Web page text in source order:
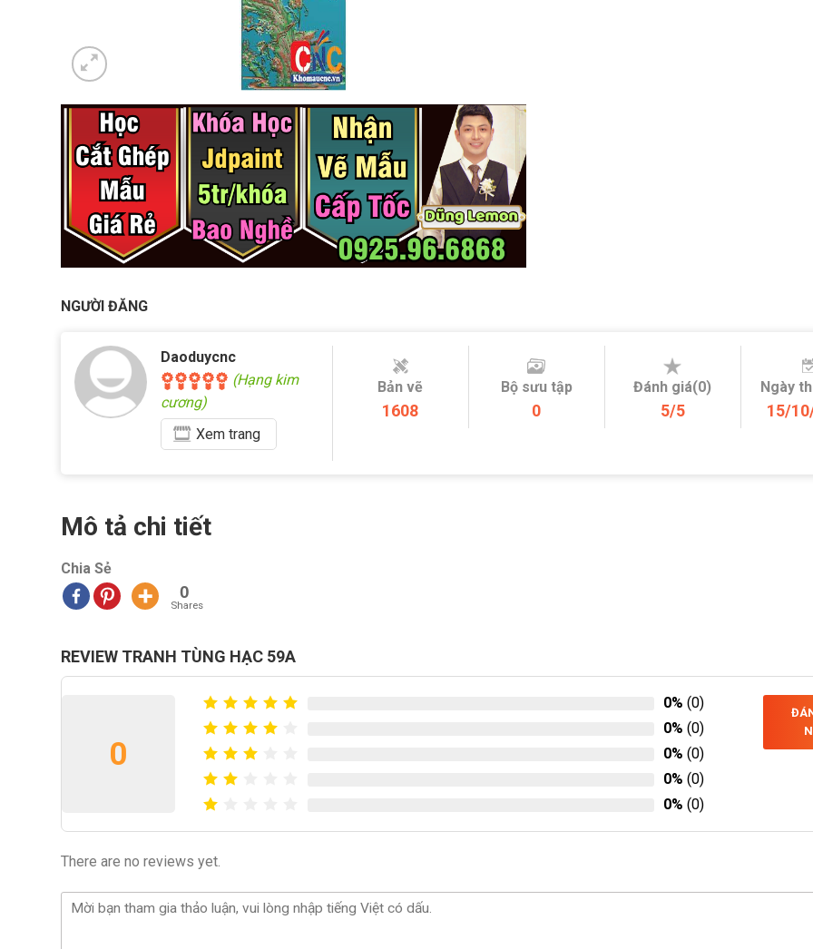
NGƯỜI ĐĂNG
Daoduycnc
(Hạng kim
cương)
Xem trang
Bản vẽ
1608
Bộ sưu tập
0
Đánh giá(0)
5/5
Ngày
15/
Mô tả chi tiết
Chia Sẻ
0
Shares
REVIEW TRANH TÙNG HẠC 59A
0
0% (0)
0% (0)
0% (0)
0% (0)
0% (0)
There are no reviews yet.